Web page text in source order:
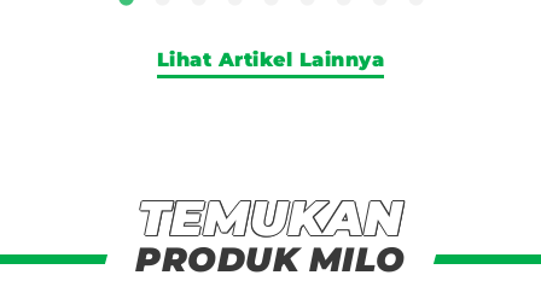
Lihat Artikel Lainnya
Temukan Produk Milo
TEMUKAN
PRODUK MILO